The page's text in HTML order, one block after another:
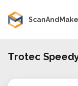
ScanAndMake
Trotec